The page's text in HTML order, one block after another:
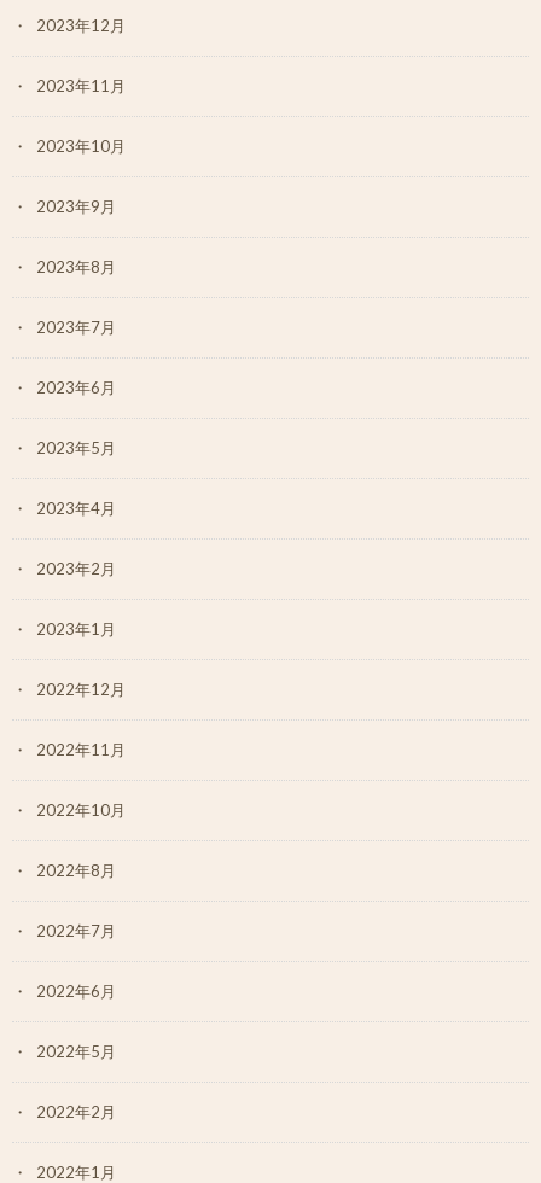
2023年12月
2023年11月
2023年10月
2023年9月
2023年8月
2023年7月
2023年6月
2023年5月
2023年4月
2023年2月
2023年1月
2022年12月
2022年11月
2022年10月
2022年8月
2022年7月
2022年6月
2022年5月
2022年2月
2022年1月